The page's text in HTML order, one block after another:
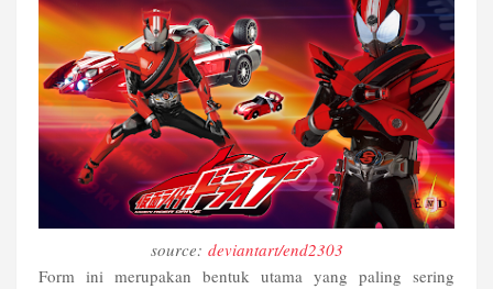
source: deviantart/end2303
Form ini merupakan bentuk utama yang paling sering